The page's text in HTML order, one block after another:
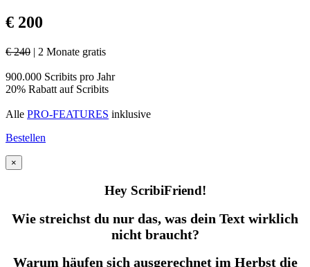
€ 200
€ 240 | 2 Monate gratis
900.000 Scribits pro Jahr
20% Rabatt auf Scribits
Alle PRO-FEATURES inklusive
Bestellen
×
Hey ScribiFriend!
Wie streichst du nur das, was dein Text wirklich
nicht braucht?
Warum häufen sich ausgerechnet im Herbst die